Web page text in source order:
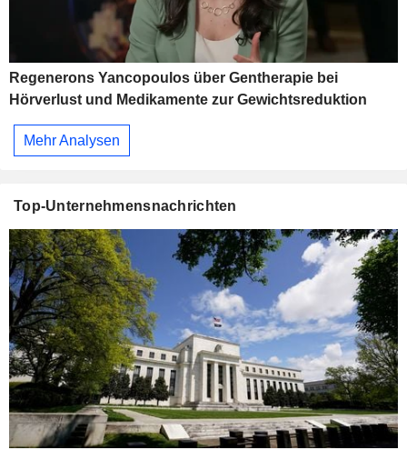
Regenerons Yancopoulos über Gentherapie bei
Hörverlust und Medikamente zur Gewichtsreduktion
Mehr Analysen
Top-Unternehmensnachrichten